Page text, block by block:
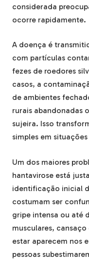
considerada
ocorre rapidamente.
A doença é
com partículas
fezes de roedores
casos, a
de ambientes
rurais abandonadas
sujeira. Isso
simples em
Um dos maiores
hantavirose está
identificação inicial
costumam ser
gripe intensa ou até
musculares,
estar aparecem nos
pessoas